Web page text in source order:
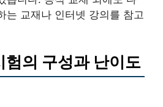
는 교재나 인터넷 강의를 참고
험의 구성과 난이도